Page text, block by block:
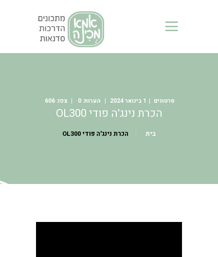
סרטונים 1 בינואר 2024 0
606
הכרת נינג'ה פודי OL300
בית הכרת נינג'ה פודי OL300
אמא מכינה - מכורי נינג'ה
אתר המרכז אלפי מתכונים והסברים על הנינג'ות NINJA
בית
מתכונים של אמא מכינה
מתכונים של מכורי נינג’ה